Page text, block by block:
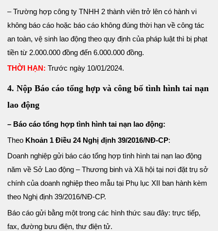
– Trường hợp công ty TNHH 2 thành viên trở lên có hành vi
không báo cáo hoặc báo cáo không đúng thời hạn về công tác
an toàn, vệ sinh lao động theo quy định của pháp luật thì bị phạt
tiền từ 2.000.000 đồng đến 6.000.000 đồng.
THỜI HẠN: Trước ngày 10/01/2024.
4. Nộp Báo cáo tổng hợp và công bố tình hình tai nạn
lao động
– Báo cáo tổng hợp tình hình tai nạn lao động:
Theo Khoản 1 Điều 24 Nghị định 39/2016/NĐ-CP:
Doanh nghiệp gửi báo cáo tổng hợp tình hình tai nạn lao động
năm về Sở Lao động – Thương binh và Xã hội tại nơi đặt trụ sở
chính của doanh nghiệp theo mẫu tại Phụ lục XII ban hành kèm
theo Nghị định 39/2016/NĐ-CP.
Báo cáo gửi bằng một trong các hình thức sau đây: trực tiếp,
fax, đường bưu điện, thư điện tử.